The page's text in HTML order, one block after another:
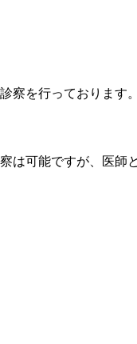
察を行っております。
は可能ですが、医師